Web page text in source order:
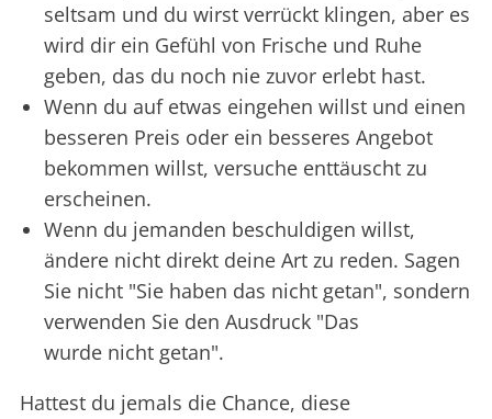
seltsam und du wirst verrückt klingen, aber es
wird dir ein Gefühl von Frische und Ruhe
geben, das du noch nie zuvor erlebt hast.
Wenn du auf etwas eingehen willst und einen
besseren Preis oder ein besseres Angebot
bekommen willst, versuche enttäuscht zu
erscheinen.
Wenn du jemanden beschuldigen willst,
ändere nicht direkt deine Art zu reden. Sagen
Sie nicht "Sie haben das nicht getan", sondern
verwenden Sie den Ausdruck "Das
wurde nicht getan".
Hattest du jemals die Chance, diese